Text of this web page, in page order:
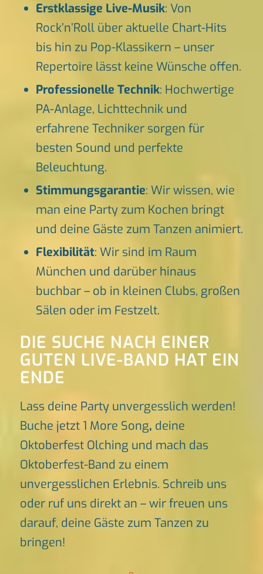
Erstklassige Live-Musik: Von
Rock’n’Roll über aktuelle Chart-Hits
bis hin zu Pop-Klassikern – unser
Repertoire lässt keine Wünsche offen.
Professionelle Technik: Hochwertige
PA-Anlage, Lichttechnik und
erfahrene Techniker sorgen für
besten Sound und perfekte
Beleuchtung.
Stimmungsgarantie: Wir wissen, wie
man eine Party zum Kochen bringt
und deine Gäste zum Tanzen animiert.
Flexibilität: Wir sind im Raum
München und darüber hinaus
buchbar – ob in kleinen Clubs, großen
Sälen oder im Festzelt.
DIE SUCHE NACH EINER
GUTEN LIVE-BAND HAT EIN
ENDE
Lass deine Party unvergesslich werden!
Buche jetzt 1 More Song, deine
Oktoberfest Olching und mach das
Oktoberfest-Band zu einem
unvergesslichen Erlebnis. Schreib uns
oder ruf uns direkt an – wir freuen uns
darauf, deine Gäste zum Tanzen zu
bringen!